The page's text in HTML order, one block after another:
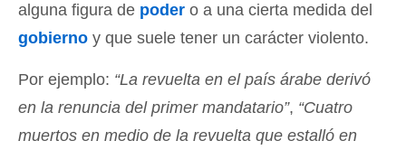
alguna figura de poder o a una cierta medida del
gobierno y que suele tener un carácter violento.
Por ejemplo: “La revuelta en el país árabe derivó
en la renuncia del primer mandatario”, “Cuatro
muertos en medio de la revuelta que estalló en